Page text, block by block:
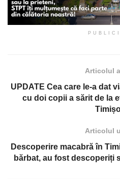
Articolul
UPDATE Cea care le-a dat
cu doi copii a sărit de la
Articolul
Descoperire macabră în
bărbat, au fost descoperiți